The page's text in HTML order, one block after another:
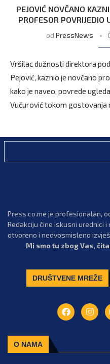
PEJOVIĆ NOVČANO
PROFESOR POVRIJEDIO
od PressNews
Vršilac dužnosti direktora
Pejović, kaznio je novčano
kako je naveo, povrede
Vučurović tokom gostovanja
Press.co.me je profesionalan,
Redakciju čine iskusni urednici
otvoreno i nedvosmisleno
Mi smo tu zbog Vas,
DRUŠTVENE MREŽE
O NAMA